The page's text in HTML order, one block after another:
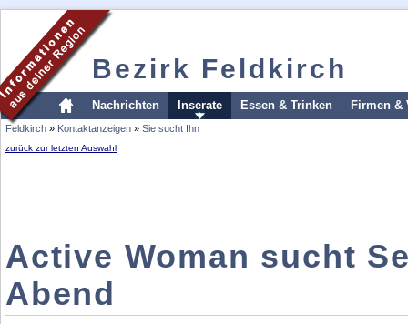
Bezirk Feldkirch
Nachrichten Inserate Essen & Trinken Firmen &
Feldkirch » Kontaktanzeigen » Sie sucht Ihn
zurück zur letzten Auswahl
Active Woman sucht
Abend